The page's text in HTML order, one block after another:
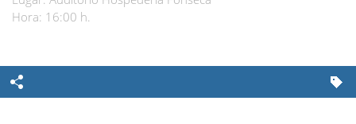
Hora: 16:00 h.